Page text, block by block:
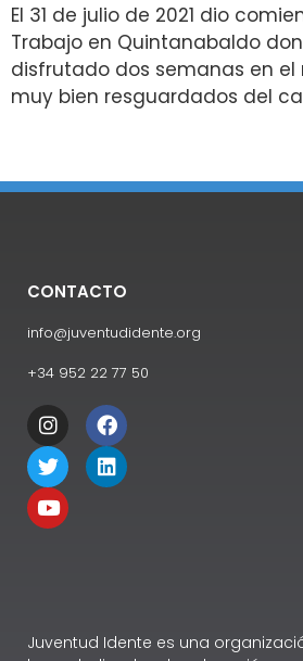
El 31 de julio de 2021 dio
Trabajo en Quintanabaldo
disfrutado dos semanas en el
muy bien resguardados del
CONTACTO
info@juventudidente.org
+34 952 22 77 50
Juventud Idente es una